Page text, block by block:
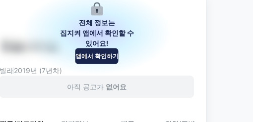
한솔시티빌
서울특별시 금천구 독산로50마길 5
빌라2019년 (7년차)
아직 공고가 없어요
전체 정보는
집지켜 앱에서 확인할 수
있어요!
앱에서 확인하기